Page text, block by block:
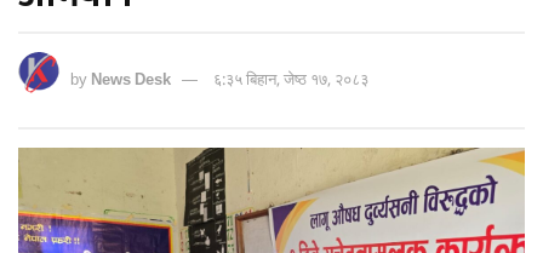
byNews Desk ६:३५ बिहान, जेष्ठ १७, २०८३